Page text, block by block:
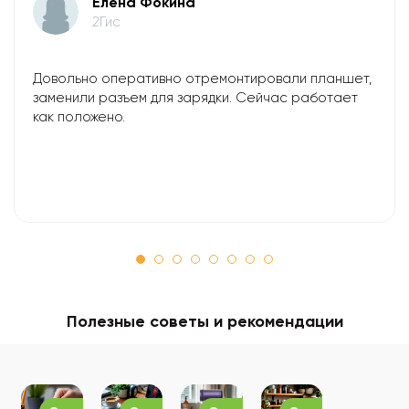
2Гис
Довольно оперативно отремонтировали планшет,
заменили разъем для зарядки. Сейчас работает
как положено.
Полезные советы и рекомендации